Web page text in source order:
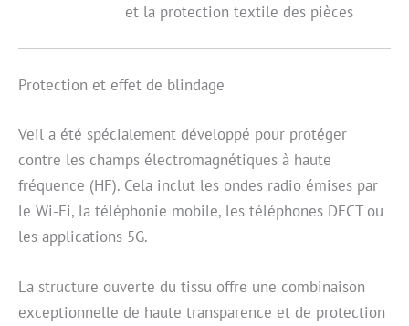
et la protection textile des pièces
Protection et effet de blindage
Veil a été spécialement développé pour protéger
contre les champs électromagnétiques à haute
fréquence (HF). Cela inclut les ondes radio émises par
le Wi-Fi, la téléphonie mobile, les téléphones DECT ou
les applications 5G.
La structure ouverte du tissu offre une combinaison
exceptionnelle de haute transparence et de protection